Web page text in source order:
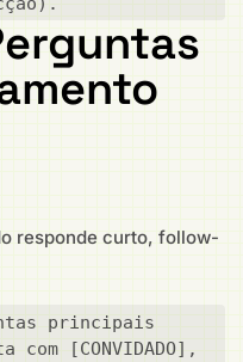
responde curto, follow-
principais
[CONVIDADO],